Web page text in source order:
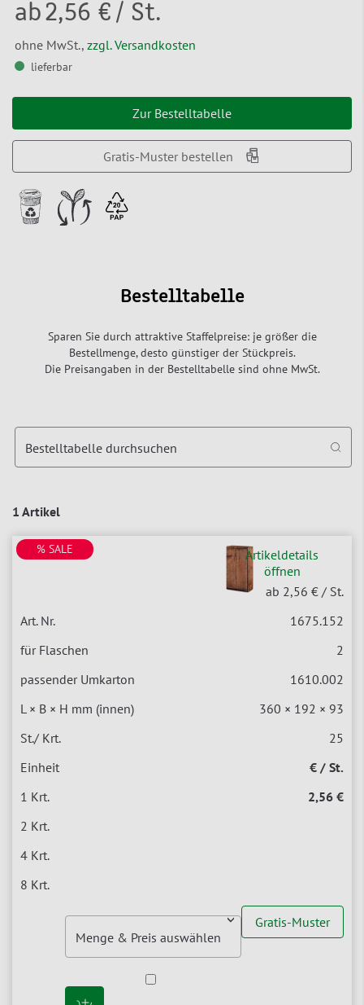
ab2,56 € / St.
ohne MwSt., zzgl. Versandkosten
lieferbar
Zur Bestelltabelle
Gratis-Muster bestellen
Bestelltabelle
Sparen Sie durch attraktive Staffelpreise: je größer die
Bestellmenge, desto günstiger der Stückpreis.
Die Preisangaben in der Bestelltabelle sind ohne MwSt.
1 Artikel
Bestelltabelle durchsuchen
% SALE
Artikeldetails
öffnen
ab 2,56 € / St.
1675.152
2
1610.002
360 × 192 × 93
25
€ / St.
2,56 €
Gratis-Muster